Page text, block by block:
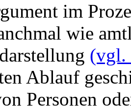
im
wie
(vgl.
Ablauf
Personen